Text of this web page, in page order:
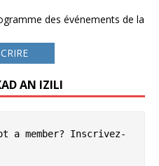
des événements de la
AN IZILI
a member? Inscrivez-